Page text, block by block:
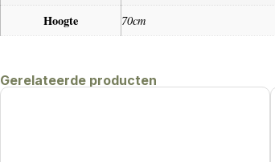
Hoogte 70cm
Gerelateerde producten